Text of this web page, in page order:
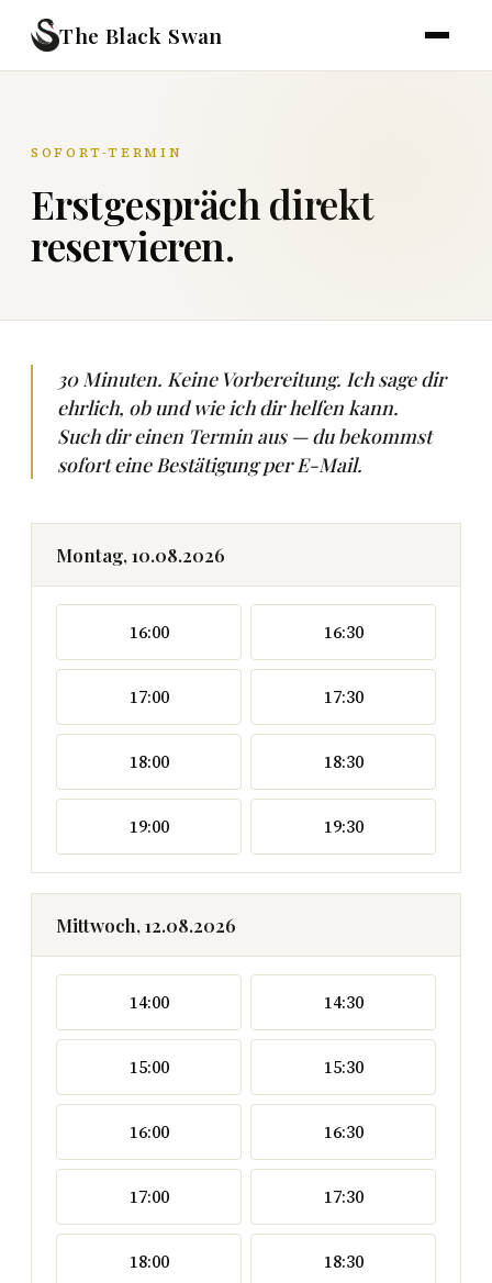
The Black Swan
SOFORT-TERMIN
Erstgespräch direkt
reservieren.
30 Minuten. Keine Vorbereitung. Ich sage dir
ehrlich, ob und wie ich dir helfen kann.
Such dir einen Termin aus — du bekommst
sofort eine Bestätigung per E-Mail.
Montag, 10.08.2026
16:00 16:30
17:00 17:30
18:00 18:30
19:00 19:30
Mittwoch, 12.08.2026
14:00 14:30
15:00 15:30
16:00 16:30
17:00 17:30
18:00 18:30